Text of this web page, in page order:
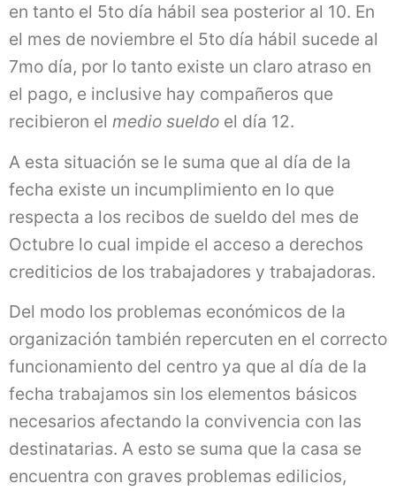
en tanto el 5to día hábil sea posterior al 10. En
el mes de noviembre el 5to día hábil sucede al
7mo día, por lo tanto existe un claro atraso en
el pago, e inclusive hay compañeros que
recibieron el medio sueldo el día 12.
A esta situación se le suma que al día de la
fecha existe un incumplimiento en lo que
respecta a los recibos de sueldo del mes de
Octubre lo cual impide el acceso a derechos
crediticios de los trabajadores y trabajadoras.
Del modo los problemas económicos de la
organización también repercuten en el correcto
funcionamiento del centro ya que al día de la
fecha trabajamos sin los elementos básicos
necesarios afectando la convivencia con las
destinatarias. A esto se suma que la casa se
encuentra con graves problemas edilicios,